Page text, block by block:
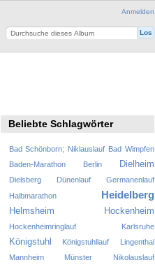
Anmelden
Beliebte Schlagwörter
Bad Schönborn; Niklauslauf Bad Wimpfen
Baden-Marathon
Berlin Dielheim
Dielsberg Dünenlauf
Germanenlauf
Halbmarathon
Heidelberg
Helmsheim Hockenheim
Hockenheimringlauf Karlsruhe
Königstuhl Königstuhllauf
Lingenthal
Mannheim
Münster Nikolauslauf